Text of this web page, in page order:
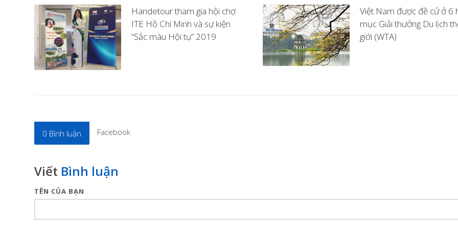
Handetour tham gia hội chợ
ITE Hồ Chí Minh và sự kiện
“Sắc màu Hội tụ” 2019
Việt Nam được đề cử ở 6
mục Giải thưởng Du lịch
giới (WTA)
0 Bình luận Facebook
Viết Bình luận
TÊN CỦA BẠN